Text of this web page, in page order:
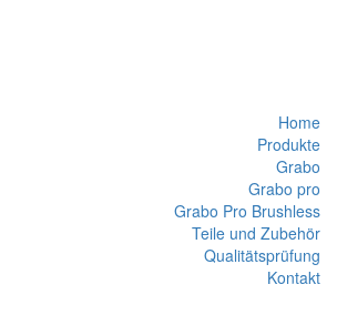
Home
Produkte
Grabo
Grabo pro
Grabo Pro Brushless
Teile und Zubehör
Qualitätsprüfung
Kontakt